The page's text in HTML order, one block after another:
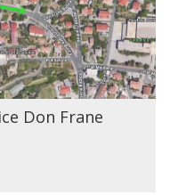
Don Frane